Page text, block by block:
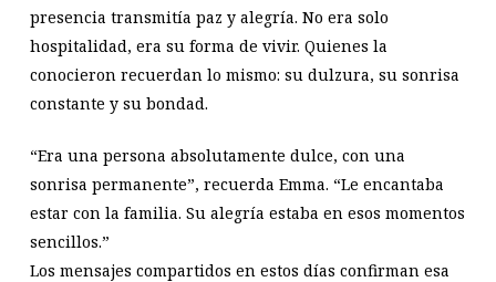
presencia transmitía paz y alegría. No era solo
hospitalidad, era su forma de vivir. Quienes la
conocieron recuerdan lo mismo: su dulzura, su sonrisa
constante y su bondad.
“Era una persona absolutamente dulce, con una
sonrisa permanente”, recuerda Emma. “Le encantaba
estar con la familia. Su alegría estaba en esos momentos
sencillos.”
Los mensajes compartidos en estos días confirman esa